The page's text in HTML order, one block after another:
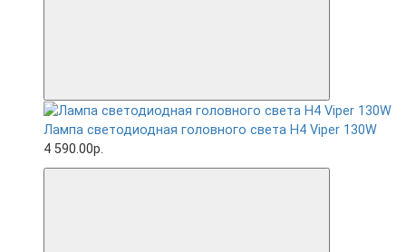
Лампа светодиодная головного света H4 Viper 130W
4 590.00р.